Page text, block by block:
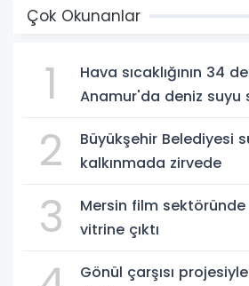
Çok Okunanlar
1
Hava sıcaklığının 34
Anamur'da deniz suyu
2
Büyükşehir Belediyesi
kalkınmada zirvede
3
Mersin film sektöründe
vitrine çıktı
Gönül çarşısı